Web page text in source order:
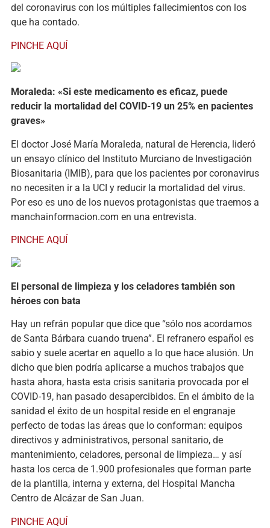
del coronavirus con los múltiples fallecimientos con los
que ha contado.
PINCHE AQUÍ
Moraleda: «Si este medicamento es eficaz, puede
reducir la mortalidad del COVID-19 un 25% en pacientes
graves»
El doctor José María Moraleda, natural de Herencia, lideró
un ensayo clínico del Instituto Murciano de Investigación
Biosanitaria (IMIB), para que los pacientes por coronavirus
no necesiten ir a la UCI y reducir la mortalidad del virus.
Por eso es uno de los nuevos protagonistas que traemos a
manchainformacion.com en una entrevista.
PINCHE AQUÍ
El personal de limpieza y los celadores también son
héroes con bata
Hay un refrán popular que dice que “sólo nos acordamos
de Santa Bárbara cuando truena”. El refranero español es
sabio y suele acertar en aquello a lo que hace alusión. Un
dicho que bien podría aplicarse a muchos trabajos que
hasta ahora, hasta esta crisis sanitaria provocada por el
COVID-19, han pasado desapercibidos. En el ámbito de la
sanidad el éxito de un hospital reside en el engranaje
perfecto de todas las áreas que lo conforman: equipos
directivos y administrativos, personal sanitario, de
mantenimiento, celadores, personal de limpieza… y así
hasta los cerca de 1.900 profesionales que forman parte
de la plantilla, interna y externa, del Hospital Mancha
Centro de Alcázar de San Juan.
PINCHE AQUÍ